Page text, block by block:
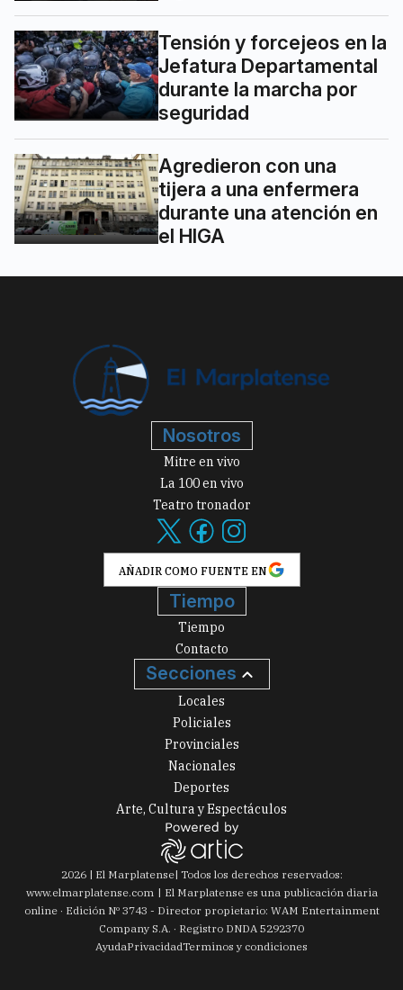
Tensión y forcejeos en la
Jefatura Departamental
durante la marcha por
seguridad
Agredieron con una
tijera a una enfermera
durante una atención en
el HIGA
Nosotros
Mitre en vivo
La 100 en vivo
Teatro tronador
AÑADIR COMO FUENTE EN
Tiempo
Tiempo
Contacto
Secciones
Locales
Policiales
Provinciales
Nacionales
Deportes
Arte, Cultura y Espectáculos
2026| El Marplatense| Todos los derechos reservados:
www.elmarplatense.com
El Marplatense es una publicación diaria
online · Edición Nº 3743 - Director propietario: WAM Entertainment
Company S.A. · Registro DNDA 5292370
AyudaPrivacidadTerminos y condiciones